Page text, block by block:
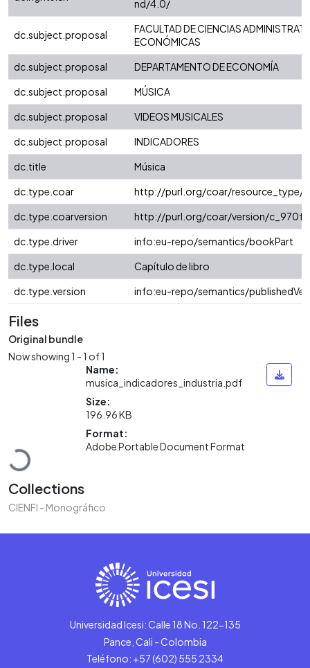
nd/4.0/
dc.subject.proposal
FACULTAD DE CIENCIAS
ECONÓMICAS
dc.subject.proposal
DEPARTAMENTO DE ECONOMÍA
dc.subject.proposal
MÚSICA
dc.subject.proposal
VIDEOS MUSICALES
dc.subject.proposal
INDICADORES
dc.title
Música
dc.type.coar
http://purl.org/coar/resource_type/
dc.type.coarversion
http://purl.org/coar/version/
dc.type.driver
info:eu-repo/semantics/bookPart
dc.type.local
Capítulo de libro
dc.type.version
info:eu-repo/semantics/
Files
Original bundle
Now showing1 - 1 of 1
Loading...
Name:
musica_indicadores_industria.pdf
Size:
196.96 KB
Format:
Adobe Portable Document Format
Collections
CIENFI - Monográfico
Universidad Icesi: Calle 18 No. 122-135
Pance, Cali - Colombia
Teléfono: +57 (602) 555 2334